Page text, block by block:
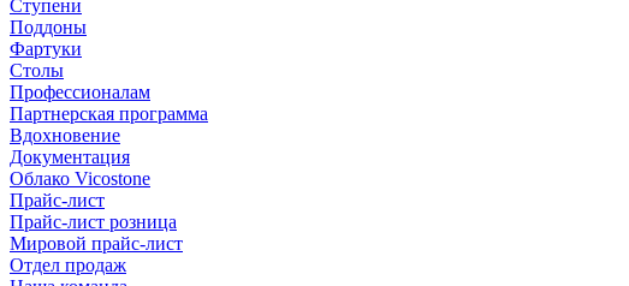
Ступени
Поддоны
Фартуки
Столы
Профессионалам
Партнерская программа
Вдохновение
Документация
Облако Vicostone
Прайс-лист
Прайс-лист розница
Мировой прайс-лист
Отдел продаж